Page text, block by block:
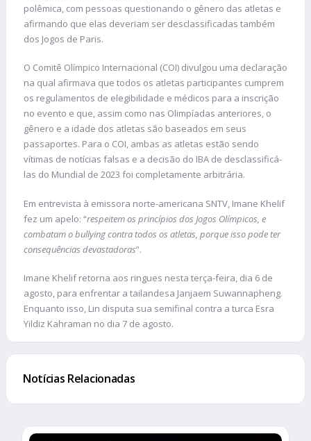
polêmica, com pessoas questionando o gênero das atletas e
afirmando que elas deveriam ser desclassificadas também
dos Jogos de Paris.
O Comitê Olímpico Internacional (COI) divulgou uma declaração
na qual afirmava que todos os atletas participantes cumprem
os regulamentos de elegibilidade e médicos para a inscrição
no evento e que, assim como nas Olimpíadas anteriores, o
gênero e a idade dos atletas são baseados em seus
passaportes. Para o COI, ambas as atletas estão sendo
vítimas de notícias falsas e a decisão do IBA de desclassificá-
las do Mundial de 2023 foi completamente arbitrária.
Em entrevista à emissora norte-americana SNTV, Imane Khelif
fez um apelo: “respeitem os princípios dos Jogos Olímpicos, e
combatam o bullying contra todos os atletas, porque isso pode ter
consequências devastadoras”.
Imane Khelif retorna aos ringues nesta terça-feira, dia 6 de
agosto, para enfrentar a tailandesa Janjaem Suwannapheng.
Enquanto isso, Lin disputa sua semifinal contra a turca Esra
Yildiz Kahraman no dia 7 de agosto.
Notícias Relacionadas